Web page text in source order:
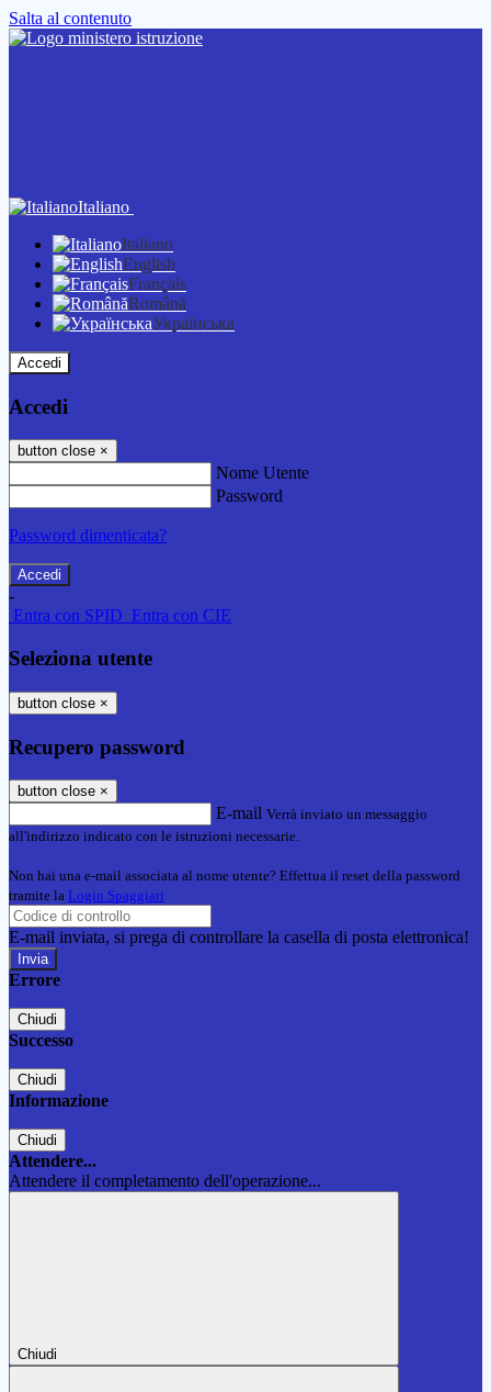
Salta al contenuto
Italiano
Italiano
English
Français
Română
Українська
Accedi
Accedi
button close ×
Nome Utente
Password
Password dimenticata?
-
Entra con SPID Entra con CIE
Seleziona utente
button close ×
Recupero password
button close ×
E-mail Verrà inviato un messaggio
all'indirizzo indicato con le istruzioni necessarie.
Non hai una e-mail associata al nome utente? Effettua il reset della password
tramite la Login Spaggiari
E-mail inviata, si prega di controllare la casella di posta elettronica!
Errore
Chiudi
Successo
Chiudi
Informazione
Chiudi
Attendere...
Attendere il completamento dell'operazione...
Chiudi